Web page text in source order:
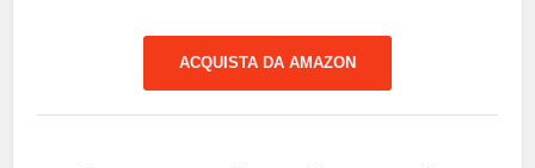
ACQUISTA DA AMAZON